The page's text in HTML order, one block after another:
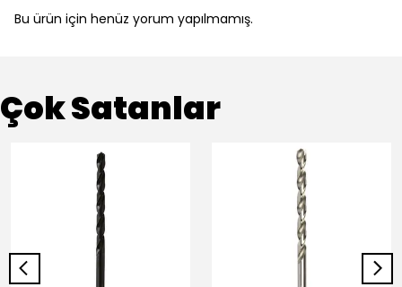
Bu ürün için henüz yorum yapılmamış.
Çok Satanlar